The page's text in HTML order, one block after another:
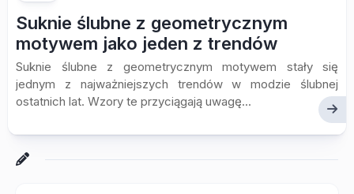
Suknie ślubne z geometrycznym
motywem jako jeden z trendów
Suknie ślubne z geometrycznym motywem stały się
jednym z najważniejszych trendów w modzie ślubnej
ostatnich lat. Wzory te przyciągają uwagę...